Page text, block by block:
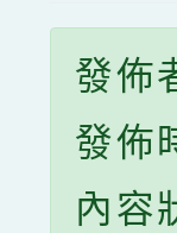
發佈
發佈
內容